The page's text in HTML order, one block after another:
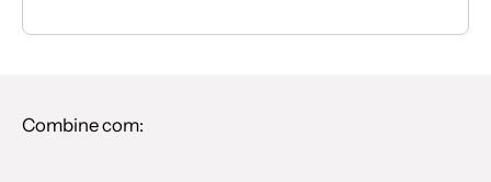
Combine com: